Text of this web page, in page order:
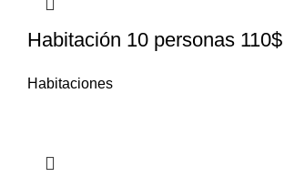
Habitación 10 personas 110$
Habitaciones